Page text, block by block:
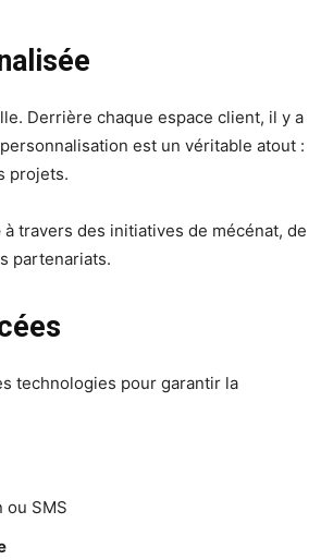
Derrière chaque espace client, il y a
est un véritable atout :
projets.
à travers des initiatives de mécénat, de
partenariats.
technologies pour garantir la
ou SMS